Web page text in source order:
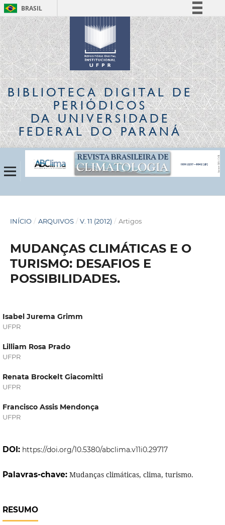
BRASIL
Simplifique!
Comunica BR
Participe
Acesso à informação
Legislação
Canais
BIBLIOTECA DIGITALDE
PERIÓDICOS
DA UNIVERSIDADE
FEDERAL DO PARANÁ
INÍCIO / ARQUIVOS / V. 11 (2012) / Artigos
MUDANÇAS CLIMÁTICAS E O
TURISMO: DESAFIOS E
POSSIBILIDADES.
Isabel Jurema Grimm
UFPR
Lilliam Rosa Prado
UFPR
Renata Brockelt Giacomitti
UFPR
Francisco Assis Mendonça
UFPR
DOI: https://doi.org/10.5380/abclima.v11i0.29717
Palavras-chave: Mudanças climáticas, clima, turismo.
RESUMO